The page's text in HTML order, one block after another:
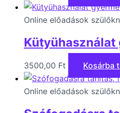
Online előadások
3500,00 Ft Kosárba
Online előadások